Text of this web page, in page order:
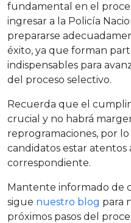
fundamental en el
ingresar a la Policía
prepararse
éxito, ya que forman
indispensables para
del proceso selectivo.
Recuerda que el
crucial y no habrá
reprogramaciones, por
candidatos estar atentos
correspondiente.
Mantente informado de
sigue nuestro blog para
próximos pasos del